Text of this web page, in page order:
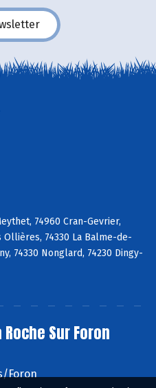
74960 Cran-Gevrier,
Ollières, 74330 La Balme-de-
74330 Nonglard, 74230 Dingy-
Sur Foron
Foron